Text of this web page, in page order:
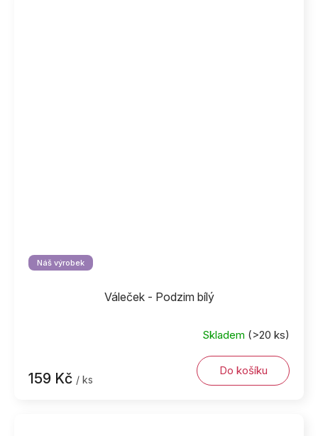
Náš výrobek
Váleček - Podzim bílý
Skladem (>20 ks)
159 Kč / ks
Do košíku